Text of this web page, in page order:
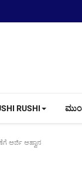
RUSHI
ಅರ್ಜಿ ಆಹ್ವಾನ